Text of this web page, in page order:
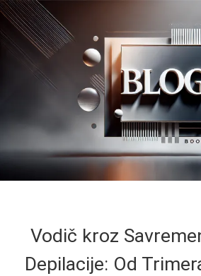
Vodič kroz
Depilacije: Od